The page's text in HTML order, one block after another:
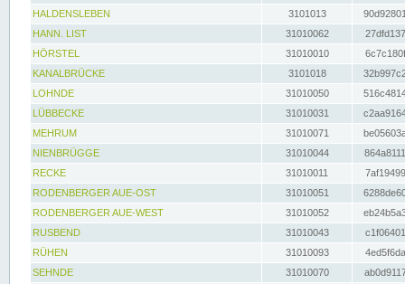
HALDENSLEBEN
3101013
HANN. LIST
31010062
HÖRSTEL
31010010
KANALBRÜCKE
3101018
LOHNDE
31010050
LÜBBECKE
31010031
MEHRUM
31010071
NIENBRÜGGE
31010044
RECKE
31010011
RODENBERGER AUE-OST
31010051
RODENBERGER AUE-WEST
31010052
RUSBEND
31010043
RÜHEN
31010093
SEHNDE
31010070